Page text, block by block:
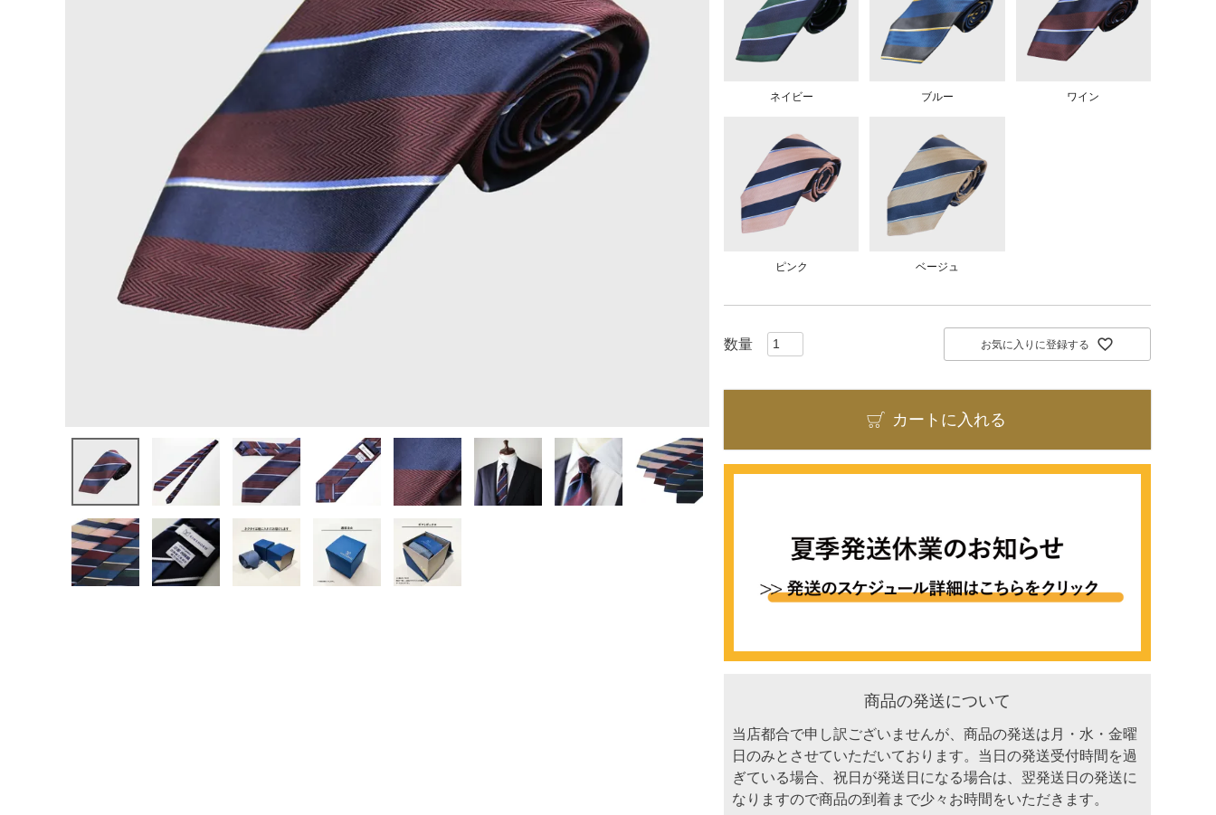
ネイビー ブルー ワイン
ピンク ベージュ
お気に入りに登録する
カートに入れる
商品の発送について
当店都合で申し訳ございませんが、商品の発送は月・水・金曜
日のみとさせていただいております。当日の発送受付時間を過
ぎている場合、祝日が発送日になる場合は、翌発送日の発送に
なりますので商品の到着まで少々お時間をいただきます。